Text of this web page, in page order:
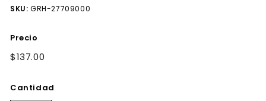
SKU: GRH-27709000
Precio
Precio
$137.00
Cantidad